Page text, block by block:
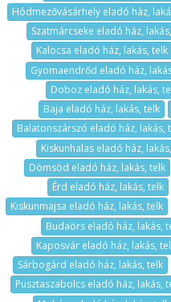
Hódmezővásárhely eladó ház,
Szatmárcseke eladó ház,
Kalocsa eladó ház, lakás, telk
Gyomaendrőd eladó ház,
Doboz eladó ház, lakás,
Baja eladó ház, lakás, telk
Balatonszárszó eladó ház, lakás,
Kiskunhalas eladó ház,
Dömsöd eladó ház, lakás, telk
Érd eladó ház, lakás, telk
Kiskunmajsa eladó ház, lakás, telk
Budaörs eladó ház, lakás,
Kaposvár eladó ház, lakás,
Sárbogárd eladó ház, lakás, telk
Pusztaszabolcs eladó ház, lakás,